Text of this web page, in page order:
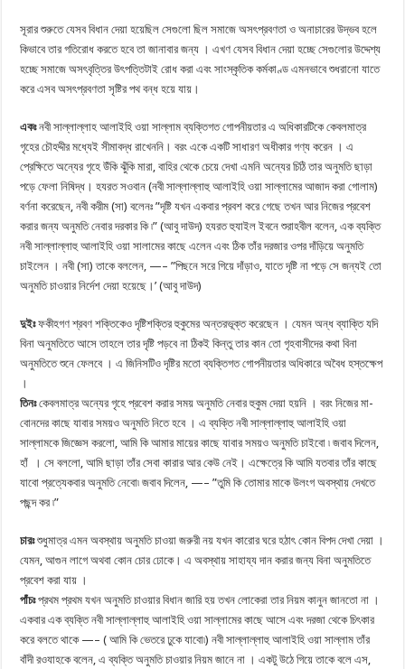
সূরার শুরুতে যেসব বিধান দেয়া হয়েছিল সেগুলো ছিল সমাজে অসৎপ্রবণতা ও অনাচারের উদ্ভব হলে
কিভাবে তার গতিরোধ করতে হবে তা জানাবার জন্য । এখণ যেসব বিধান দেয়া হচ্ছে সেগুলোর উদ্দেশ্য
হচ্ছে সমাজে অসৎবৃত্তির উৎপত্তিটাই রোধ করা এবং সাংস্কৃতিক কর্মকাণ্ড এমনভাবে শুধরানো যাতে
করে এসব অসৎপ্রবণতা সৃষ্টির পথ বন্ধ হয়ে যায়।
একঃনবী সাল্লাল্লাহ আলাইহি ওয়া সাল্লাম ব্যক্তিগত গোপনীয়তার এ অধিকারটিকে কেবলমাত্র
গৃহের চৌহদ্দীর মধ্যেই সীমাবদ্ধ রাখেননি। বরং একে একটি সাধারণ অধীকার গণ্য করেন । এ
প্রেক্ষিতে অন্যের গৃহে উঁকি ঝুঁকি মারা, বাহির থেকে চেয়ে দেখা এমনি অন্যের চিঠি তার অনুমতি ছাড়া
পড়ে ফেলা নিষিদ্ধ। হযরত সওবান (নবী সাল্লাল্লাহু আলাইহি ওয়া সাল্লামের আজাদ করা গোলাম)
বর্ণনা করেছেন, নবী করীম (সা) বলেনঃ ”দৃষ্টি যখন একবার প্রবশ করে গেছে তখন আর নিজের প্রবেশ
করার জন্য অনুমতি নেবার দরকার কি ৷” (আবু দাউদ) হযরত হুযাইল ইবনে শুরাহবীল বলেন, এক ব্যক্তি
নবী সাল্লাল্লাহু আলাইহি ওয়া সালামের কাছে এলেন এবং ঠিক তাঁর দরজার ওপর দাঁড়িয়ে অনুমতি
চাইলেন । নবী (সা) তাকে বললেন, —– ”পিছনে সরে গিয়ে দাঁড়াও, যাতে দৃষ্টি না পড়ে সে জন্যই তো
অনুমতি চাওয়ার নির্দেশ দেয়া হয়েছে।’ (আবু দাউদ)
দুইঃফকীহগণ শ্রবণ শক্তিকেও দৃষ্টিশক্তির হুকুমের অন্তরভূক্ত করেছেন । যেমন অন্ধ ব্যাক্তি যদি
বিনা অনুমতিতে আসে তাহলে তার দৃষ্টি পড়বে না ঠিকই কিন্তু তার কান তো গৃহবাসীদের কথা বিনা
অনুমতিতে শুনে ফেলবে । এ জিনিসটিও দৃষ্টির মতো ব্যক্তিগত গোপনীয়তার অধিকারে অবৈধ হস্তক্ষেপ
।
তিনঃকেবলমাত্র অন্যের গৃহে প্রবেশ করার সময় অনুমতি নেবার হুকুম দেয়া হয়নি । বরং নিজের মা-
বোনদের কাছে যাবার সময়ও অনুমতি নিতে হবে । এ ব্যক্তি নবী সাল্লাল্লাহু আলাইহি ওয়া
সাল্লামকে জিজ্ঞেস করলো, আমি কি আমার মায়ের কাছে যাবার সময়ও অনুমতি চাইবো ৷ জবাব দিলেন,
হাঁ । সে বললো, আমি ছাড়া তাঁর সেবা কারার আর কেউ নেই। এক্ষেত্রে কি আমি যতবার তাঁর কাছে
যাবো প্রত্যেকবার অনুমতি নেবো৷ জবাব দিলেন, —– ”তুমি কি তোমার মাকে উলংগ অবস্থায় দেখতে
পছন্দ কর ৷”
চারঃশুধুমাত্র এমন অবস্থায় অনুমতি চাওয়া জরুরী নয় যখন কারোর ঘরে হঠাৎ কোন বিপদ দেখা দেয়া ।
যেমন, আগুন লাগে অথবা কোন চোর ঢোকে। এ অবস্থায় সাহায্য দান করার জন্য বিনা অনুমতিতে
প্রবেশ করা যায় ।
পাঁচঃপ্রথম প্রথম যখন অনুমতি চাওয়ার বিধান জারি হয় তখন লোকেরা তার নিয়ম কানুন জানতো না ।
একবার এক ব্যক্তি নবী সাল্লাল্লাহু আলাইহি ওয়া সাল্লামের কাছে আসে এবং দরজা থেকে চিৎকার
করে বলতে থাকে —– ( আমি কি ভেতরে ঢুকে যাবো৷) নবী সাল্লাল্লাহু আলাইহি ওয়া সাল্লাম তাঁর
বাঁদী রওযাহকে বলেন, এ ব্যক্তি অনুমতি চাওয়ার নিয়ম জানে না । একটু উঠে গিয়ে তাকে বলে এস,